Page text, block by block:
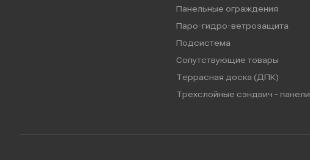
Панельные ограждения
Паро-гидро-ветрозащита
Подсистема
Сопутствующие товары
Террасная доска (ДПК)
Трехслойные сэндвич - панели